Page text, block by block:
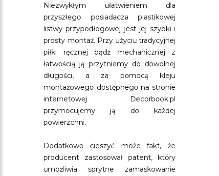
Niezwykłym ułatwieniem dla
przyszłego posiadacza plastikowej
listwy przypodłogowej jest jej szybki i
prosty montaż. Przy użyciu tradycyjnej
piłki ręcznej bądź mechanicznej z
łatwością ją przytniemy do dowolnej
długości, a za pomocą kleju
montażowego dostępnego na stronie
internetowej Decorbook.pl
przymocujemy ją do każdej
powierzchni.
Dodatkowo cieszyć może fakt, że
producent zastosował patent, który
umożliwia sprytne zamaskowanie